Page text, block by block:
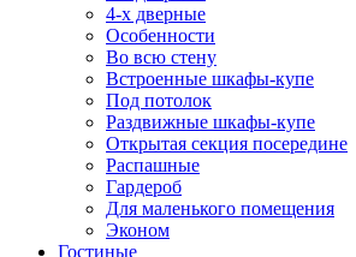
4-х дверные
Особенности
Во всю стену
Встроенные шкафы-купе
Под потолок
Раздвижные шкафы-купе
Открытая секция посередине
Распашные
Гардероб
Для маленького помещения
Эконом
Гостиные